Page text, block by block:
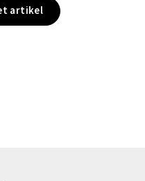
artikel